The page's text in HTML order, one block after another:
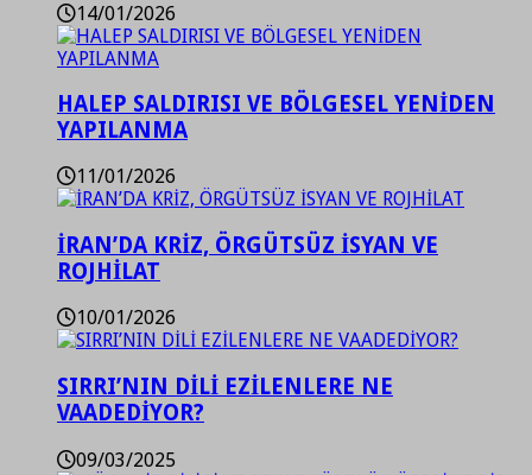
14/01/2026
HALEP SALDIRISI VE BÖLGESEL YENİDEN
YAPILANMA
11/01/2026
İRAN’DA KRİZ, ÖRGÜTSÜZ İSYAN VE
ROJHİLAT
10/01/2026
SIRRI’NIN DİLİ EZİLENLERE NE
VAADEDİYOR?
09/03/2025